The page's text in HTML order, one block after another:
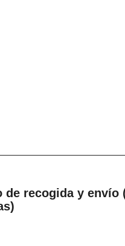
de recogida y envío